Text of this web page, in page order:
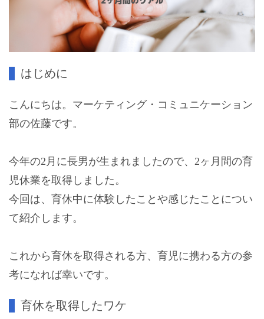
はじめに
こんにちは。マーケティング・コミュニケーション
部の佐藤です。
今年の2月に長男が生まれましたので、2ヶ月間の育
児休業を取得しました。
今回は、育休中に体験したことや感じたことについ
て紹介します。
これから育休を取得される方、育児に携わる方の参
考になれば幸いです。
育休を取得したワケ